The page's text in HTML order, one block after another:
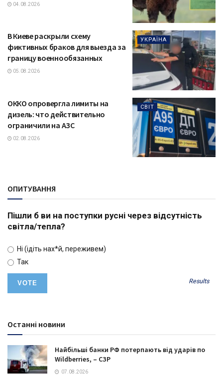
04.08.2026
УКРАЇНА
В Киеве раскрыли схему
фиктивных браков для выезда за
границу военнообязанных
05.08.2026
СВІТ
ОККО опровергла лимиты на
дизель: что действительно
ограничили на АЗС
02.08.2026
ОПИТУВАННЯ
Пішли б ви на поступки русні через відсутність
світла/тепла?
Ні (ідіть нах*й, переживем)
Так
Results
Останні новини
Найбільші банки РФ потерпають від ударів по
Wildberries, – СЗР
07.08.2026